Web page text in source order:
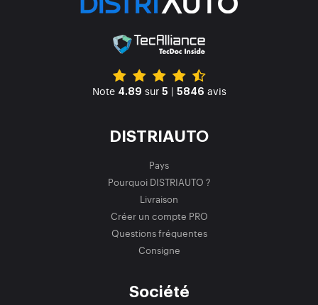
Note 4.89 sur 5 | 5846 avis
DISTRIAUTO
Pays
Pourquoi DISTRIAUTO ?
Livraison
Créer un compte PRO
Questions fréquentes
Consigne
Société